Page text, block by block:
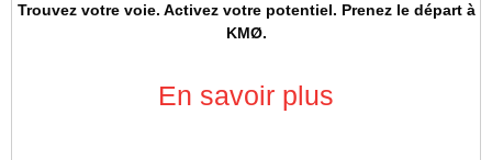
Trouvez votre voie. Activez votre potentiel. Prenez le départ à
KMØ.
En savoir plus